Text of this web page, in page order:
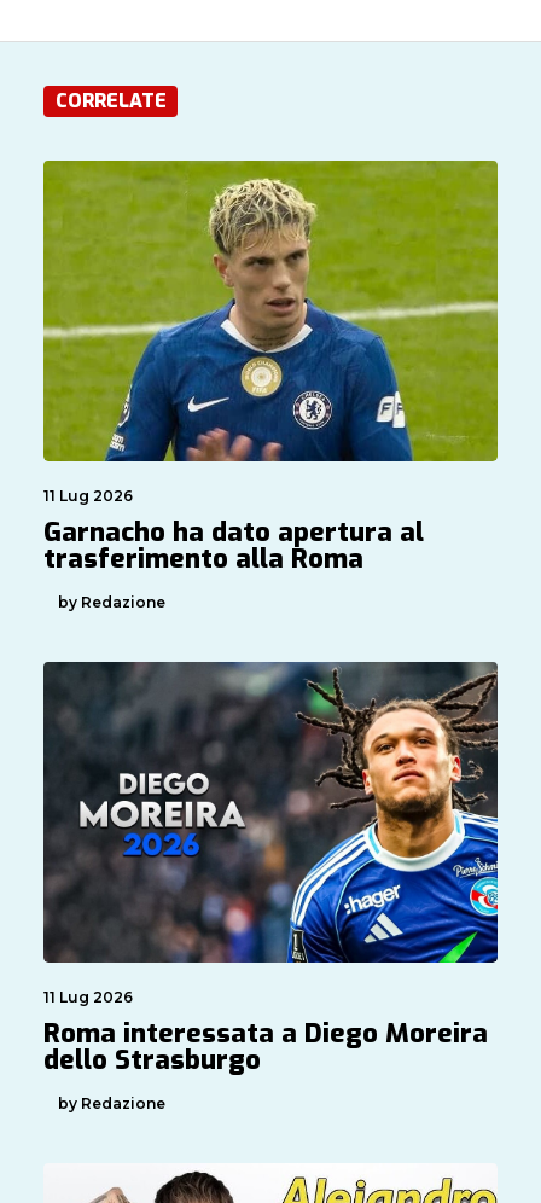
CORRELATE
11 Lug 2026
Garnacho ha dato apertura al
trasferimento alla Roma
by Redazione
11 Lug 2026
Roma interessata a Diego Moreira
dello Strasburgo
by Redazione